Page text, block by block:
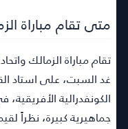
متى تقام مباراة
تقام مباراة الزمالك
غد السبت، على استاد
الكونفدرالية
جماهيرية كبيرة، نظراً